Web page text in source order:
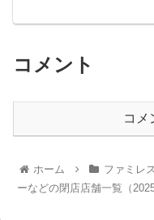
コメント
コメ
ホーム
ファミレ
ーなどの閉店店舗一覧（2025